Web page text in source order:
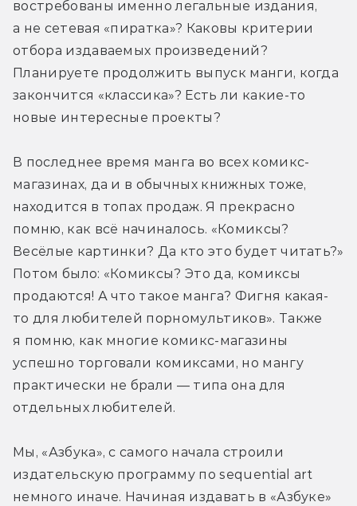
востребованы именно легальные издания,
а не сетевая «пиратка»? Каковы критерии
отбора издаваемых произведений?
Планируете продолжить выпуск манги, когда
закончится «классика»? Есть ли какие-то
новые интересные проекты?
В последнее время манга во всех комикс-
магазинах, да и в обычных книжных тоже,
находится в топах продаж. Я прекрасно
помню, как всё начиналось. «Комиксы?
Весёлые картинки? Да кто это будет читать?»
Потом было: «Комиксы? Это да, комиксы
продаются! А что такое манга? Фигня какая-
то для любителей порномультиков». Также
я помню, как многие комикс-магазины
успешно торговали комиксами, но мангу
практически не брали — типа она для
отдельных любителей.
Мы, «Азбука», с самого начала строили
издательскую программу по sequential art
немного иначе. Начиная издавать в «Азбуке»